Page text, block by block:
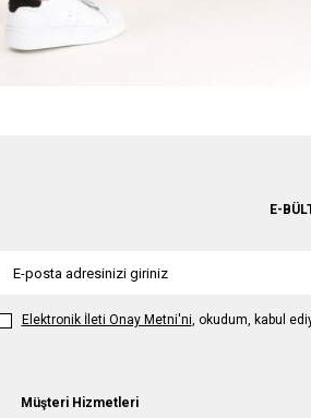
E-
Elektronik İleti Onay Metni'ni, okudum, kabul
Müşteri Hizmetleri